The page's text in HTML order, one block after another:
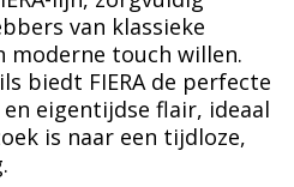
van klassieke
moderne touch willen.
biedt FIERA de perfecte
eigentijdse flair, ideaal
is naar een tijdloze,